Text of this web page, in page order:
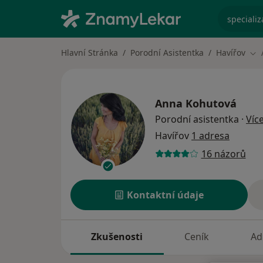
Hlavní Stránka Porodní Asistentka Havířov
Anna Kohutová
Porodní asistentka · Více
Havířov 1 adresa
16 názorů
Kontaktní údaje
Zkušenosti Ceník